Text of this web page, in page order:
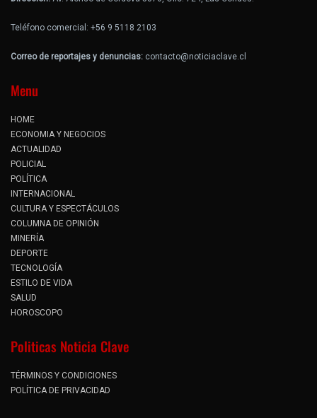
Teléfono comercial: +56 9 5118 2103
Correo de reportajes y denuncias: contacto@noticiaclave.cl
Menu
HOME
ECONOMIA Y NEGOCIOS
ACTUALIDAD
POLICIAL
POLÍTICA
INTERNACIONAL
CULTURA Y ESPECTÁCULOS
COLUMNA DE OPINIÓN
MINERÍA
DEPORTE
TECNOLOGÍA
ESTILO DE VIDA
SALUD
HOROSCOPO
Politicas Noticia Clave
TÉRMINOS Y CONDICIONES
POLÍTICA DE PRIVACIDAD